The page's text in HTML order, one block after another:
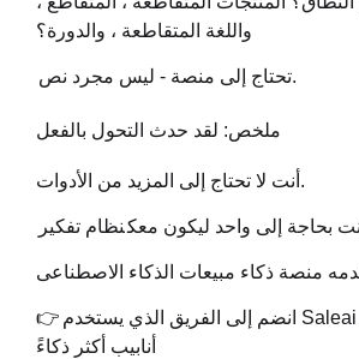
واللغة المتقاطعة ، والدورة؟
تحتاج إلى منصة - ليس مجرد نص.
ملخص: لقد حدث التحول بالفعل
أنت لا تحتاج إلى المزيد من الأدوات.
أنت بحاجة إلى واحد ليكون معكنظام تفكير
👉 انضم إلى الفريق الذي يستخدم Saleai لبناء خطوط
أنابيب أكثر ذكاءً